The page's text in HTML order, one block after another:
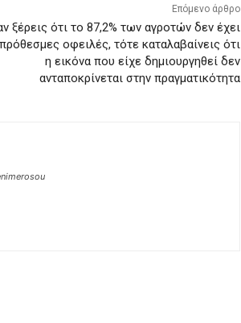
Επόμενο άρθρο
ξέρεις ότι το 87,2% των αγροτών δεν έχει
οφειλές, τότε καταλαβαίνεις ότι
η εικόνα που είχε δημιουργηθεί δεν
ανταποκρίνεται στην πραγματικότητα